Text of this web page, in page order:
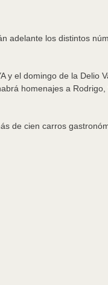
adelante los distintos
y el domingo de la Delio
homenajes a
de cien carros